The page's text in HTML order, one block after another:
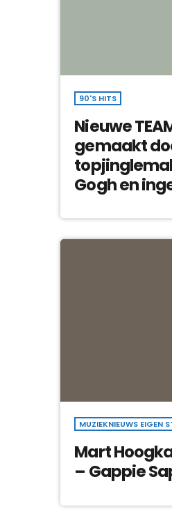
90'S HITS
Nieuwe
gemaakt
Gogh en
MUZIEKNIEUWS EIGEN
Mart
– Gappie